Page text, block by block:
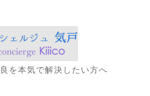
を本気で解決したい方へ